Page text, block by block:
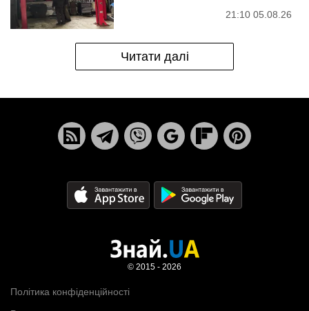
21:10 05.08.26
Читати далі
Політика конфіденційності
© 2015 - 2026